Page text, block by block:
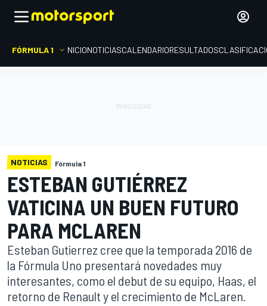
FÓRMULA 1 INICIONOTICIASCALENDARIORESULTADOS
NOTICIAS Fórmula 1
ESTEBAN GUTIÉRREZ
VATICINA UN BUEN FUTURO
PARA MCLAREN
Esteban Gutierrez cree que la temporada 2016 de
la Fórmula Uno presentará novedades muy
interesantes, como el debut de su equipo, Haas, el
retorno de Renault y el crecimiento de McLaren.